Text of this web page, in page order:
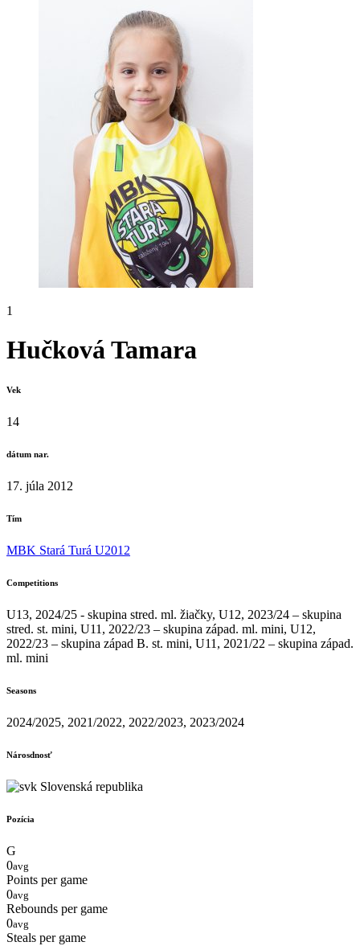
1
Hučková Tamara
Vek
14
dátum nar.
17. júla 2012
Tím
MBK Stará Turá U2012
Competitions
U13, 2024/25 - skupina stred. ml. žiačky, U12, 2023/24 – skupina
stred. st. mini, U11, 2022/23 – skupina západ. ml. mini, U12,
2022/23 – skupina západ B. st. mini, U11, 2021/22 – skupina západ.
ml. mini
Seasons
2024/2025, 2021/2022, 2022/2023, 2023/2024
Nárosdnosť
Slovenská republika
Pozícia
G
0avg
Points per game
0avg
Rebounds per game
0avg
Steals per game